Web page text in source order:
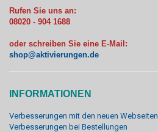
Rufen Sie uns an:
08020 - 904 1688
oder schreiben Sie eine E-Mail:
shop@aktivierungen.de
INFORMATIONEN
Verbesserungen mit den neuen Webseiten
Verbesserungen bei Bestellungen